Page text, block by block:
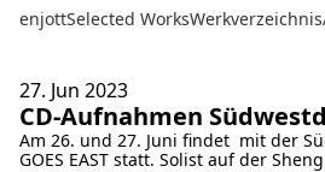
enjottSelected WorksWerkverzeichnis
27. Jun 2023
CD-Aufnahmen
Am 26. und 27. Juni findet mit der
GOES EAST statt. Solist auf der